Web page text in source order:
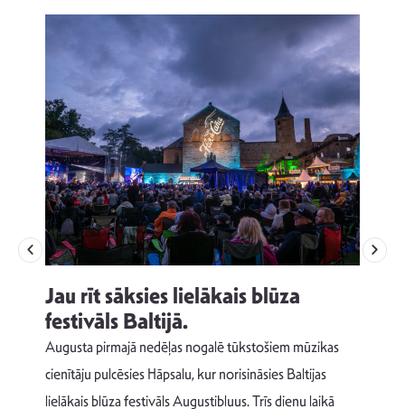
Jau rīt sāksies lielākais blūza
festivāls Baltijā.
Augusta pirmajā nedēļas nogalē tūkstošiem mūzikas
cienītāju pulcēsies Hāpsalu, kur norisināsies Baltijas
lielākais blūza festivāls Augustibluus. Trīs dienu laikā